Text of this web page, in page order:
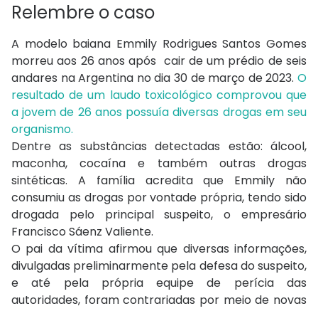
Relembre o caso
A modelo baiana Emmily Rodrigues Santos Gomes
morreu aos 26 anos após cair de um prédio de seis
andares na Argentina no dia 30 de março de 2023. O
resultado de um laudo toxicológico comprovou que
a jovem de 26 anos possuía diversas drogas em seu
organismo.
Dentre as substâncias detectadas estão: álcool,
maconha, cocaína e também outras drogas
sintéticas. A família acredita que Emmily não
consumiu as drogas por vontade própria, tendo sido
drogada pelo principal suspeito, o empresário
Francisco Sáenz Valiente.
O pai da vítima afirmou que diversas informações,
divulgadas preliminarmente pela defesa do suspeito,
e até pela própria equipe de perícia das
autoridades, foram contrariadas por meio de novas